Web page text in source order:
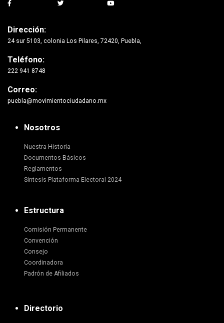
Dirección:
24 sur 5103, colonia Los Pilares, 72420, Puebla,
Teléfono:
222 941 8748
Correo:
puebla@movimientociudadano.mx
Nosotros
Nuestra Historia
Documentos Básicos
Reglamentos
Síntesis Plataforma Electoral 2024
Estructura
Comisión Permanente
Convención
Consejo
Coordinadora
Padrón de Afiliados
Directorio